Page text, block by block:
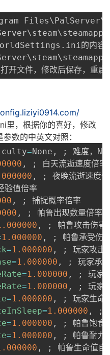
Files\PalServer\
\steam\steamapps
的内
\steam\steamapps
开文件，修改后保存，重启
里，根据你的喜好，修改
数的中英文对照：
=None,
;
,
;
,
;
, ;
, ;
,
;
1.000000 ,
;
=1.000000 ,
;
=1.000000 ,
;
=1.000000 ,
;
=1.000000 ,
;
=1.000000 ,
;
=1.000000 ,
;
=1.000000 ,
;
=1.000000 ,
;
,
;